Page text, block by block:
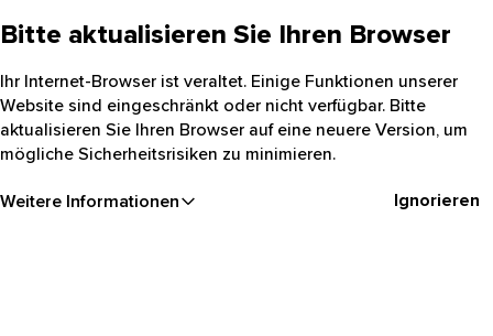
Bitte aktualisieren Sie Ihren Browser
Ihr Internet-Browser ist veraltet. Einige Funktionen unserer
Website sind eingeschränkt oder nicht verfügbar. Bitte
aktualisieren Sie Ihren Browser auf eine neuere Version, um
mögliche Sicherheitsrisiken zu minimieren.
Weitere Informationen Ignorieren